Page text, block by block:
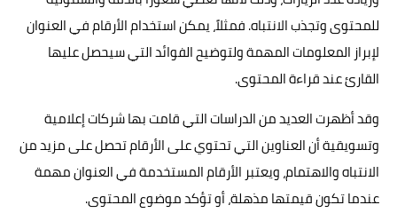
للمحتوى وتجذب الانتباه. فمثلاً، يمكن استخدام الأرقام في العنوان
لإبراز المعلومات المهمة ولتوضيح الفوائد التي سيحصل عليها
القارئ عند قراءة المحتوى.
وقد أظهرت العديد من الدراسات التي قامت بها شركات إعلامية
وتسويقية أن العناوين التي تحتوي على الأرقام تحصل على مزيد من
الانتباه والاهتمام، ويعتبر الأرقام المستخدمة في العنوان مهمة
عندما تكون قيمتها مذهلة، أو تؤكد موضوع المحتوى.